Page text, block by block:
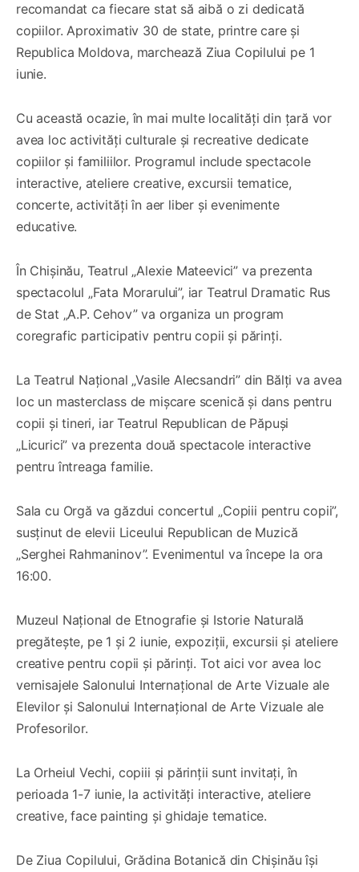
recomandat ca fiecare stat să aibă o zi dedicată
copiilor. Aproximativ 30 de state, printre care și
Republica Moldova, marchează Ziua Copilului pe 1
iunie.
Cu această ocazie, în mai multe localități din țară vor
avea loc activități culturale și recreative dedicate
copiilor și familiilor. Programul include spectacole
interactive, ateliere creative, excursii tematice,
concerte, activități în aer liber și evenimente
educative.
În Chișinău, Teatrul „Alexie Mateevici” va prezenta
spectacolul „Fata Morarului”, iar Teatrul Dramatic Rus
de Stat „A.P. Cehov” va organiza un program
coregrafic participativ pentru copii și părinți.
La Teatrul Național „Vasile Alecsandri” din Bălți va avea
loc un masterclass de mișcare scenică și dans pentru
copii și tineri, iar Teatrul Republican de Păpuși
„Licurici” va prezenta două spectacole interactive
pentru întreaga familie.
Sala cu Orgă va găzdui concertul „Copiii pentru copii”,
susținut de elevii Liceului Republican de Muzică
„Serghei Rahmaninov”. Evenimentul va începe la ora
16:00.
Muzeul Național de Etnografie și Istorie Naturală
pregătește, pe 1 și 2 iunie, expoziții, excursii și ateliere
creative pentru copii și părinți. Tot aici vor avea loc
vernisajele Salonului Internațional de Arte Vizuale ale
Elevilor și Salonului Internațional de Arte Vizuale ale
Profesorilor.
La Orheiul Vechi, copiii și părinții sunt invitați, în
perioada 1-7 iunie, la activități interactive, ateliere
creative, face painting și ghidaje tematice.
De Ziua Copilului, Grădina Botanică din Chișinău își